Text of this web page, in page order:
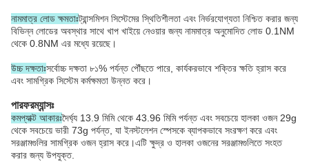
নামমাত্র লোড ক্ষমতাঃট্রান্সমিশন সিস্টেমের স্থিতিশীলতা এবং নির্ভরযোগ্যতা নিশ্চিত করার জন্য
বিভিন্ন লোডের অবস্থার সাথে খাপ খাইয়ে নেওয়ার জন্য নামমাত্র অনুমোদিত লোড 0.1NM
থেকে 0.8NM এর মধ্যে রয়েছে।
উচ্চ দক্ষতাঃসর্বোচ্চ দক্ষতা ৮১% পর্যন্ত পৌঁছতে পারে, কার্যকরভাবে শক্তির ক্ষতি হ্রাস করে
এবং সামগ্রিক সিস্টেম কর্মক্ষমতা উন্নত করে।
পারফরম্যান্সঃ
কমপ্যাক্ট আকারঃদৈর্ঘ্য 13.9 মিমি থেকে 43.96 মিমি পর্যন্ত এবং সবচেয়ে হালকা ওজন 29g
থেকে সবচেয়ে ভারী 73g পর্যন্ত, যা ইনস্টলেশন স্পেসকে ব্যাপকভাবে সংরক্ষণ করে এবং
সরঞ্জামগুলির সামগ্রিক ওজন হ্রাস করে।এটি ক্ষুদ্র ও হালকা ওজনের সরঞ্জামগুলিতে সংহত
করার জন্য উপযুক্ত.